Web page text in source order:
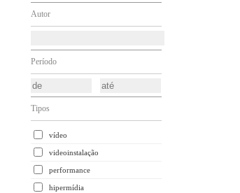
Autor
Período
Tipos
vídeo
videoinstalação
performance
hipermídia